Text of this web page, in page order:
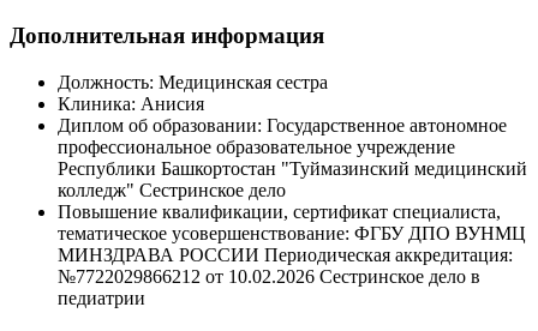
Дополнительная информация
Должность: Медицинская сестра
Клиника: Анисия
Диплом об образовании: Государственное автономное
профессиональное образовательное учреждение
Республики Башкортостан "Туймазинский медицинский
колледж" Сестринское дело
Повышение квалификации, сертификат специалиста,
тематическое усовершенствование: ФГБУ ДПО ВУНМЦ
МИНЗДРАВА РОССИИ Периодическая аккредитация:
№7722029866212 от 10.02.2026 Сестринское дело в
педиатрии